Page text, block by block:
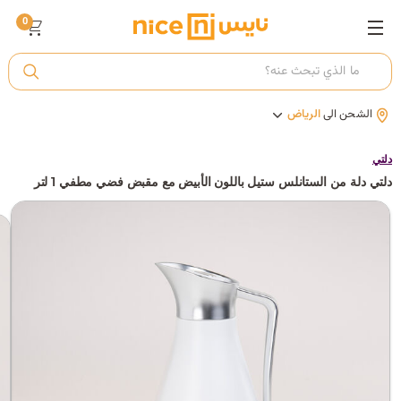
أ الشحن الىالرياض
0
دلتي
دلتي دلة من الستانلس ستيل باللون الأبيض مع مقبض فضي مطفي 1 لتر